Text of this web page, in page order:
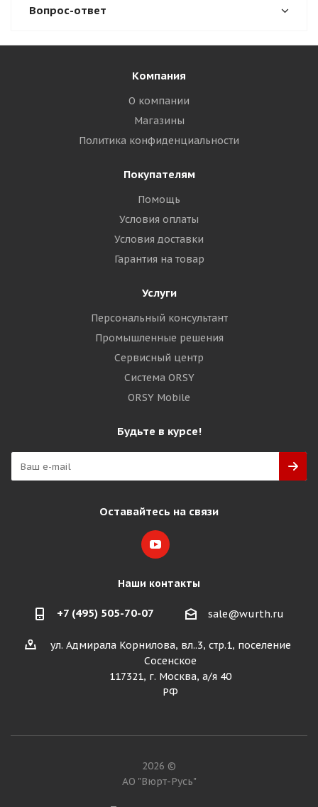
Вопрос-ответ
Компания
О компании
Магазины
Политика конфиденциальности
Покупателям
Помощь
Условия оплаты
Условия доставки
Гарантия на товар
Услуги
Персональный консультант
Промышленные решения
Сервисный центр
Система ORSY
ORSY Mobile
Будьте в курсе!
Оставайтесь на связи
Наши контакты
+7 (495) 505-70-07 sale@wurth.ru
ул. Адмирала Корнилова, вл..3, стр.1, поселение
Сосенское
117321, г. Москва, а/я 40
РФ
2026 ©
АО "Вюрт-Русь"